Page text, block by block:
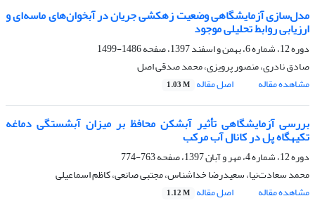
مدل‌سازی آزمایشگاهی وضعیت زهکشی جریان در آبخوان‌های ماسه‌ای و
ارزیابی روابط تحلیلی موجود
دوره 12، شماره 6، بهمن و اسفند 1397، صفحه
1486-1499
صادق نادری، منصور پرویزی، محمد صدقی اصل
مشاهده مقاله
اصل مقاله 1.03 M
بررسی آزمایشگاهی تأثیر آبشکن محافظ بر میزان آبشستگی دماغه
تکیهگاه پل در کانال آب مرکب
دوره 12، شماره 4، مهر و آبان 1397، صفحه
763-774
محمد سعادت‌نیا، سعیدرضا خداشناس، مجتبی صانعی، کاظم اسماعیلی
مشاهده مقاله
اصل مقاله 1.12 M